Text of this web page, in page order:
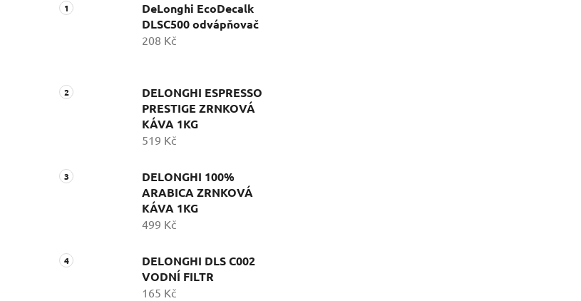
DeLonghi EcoDecalk
DLSC500 odvápňovač
208 Kč
DELONGHI ESPRESSO
PRESTIGE ZRNKOVÁ
KÁVA 1KG
519 Kč
DELONGHI 100%
ARABICA ZRNKOVÁ
KÁVA 1KG
499 Kč
DELONGHI DLS C002
VODNÍ FILTR
165 Kč